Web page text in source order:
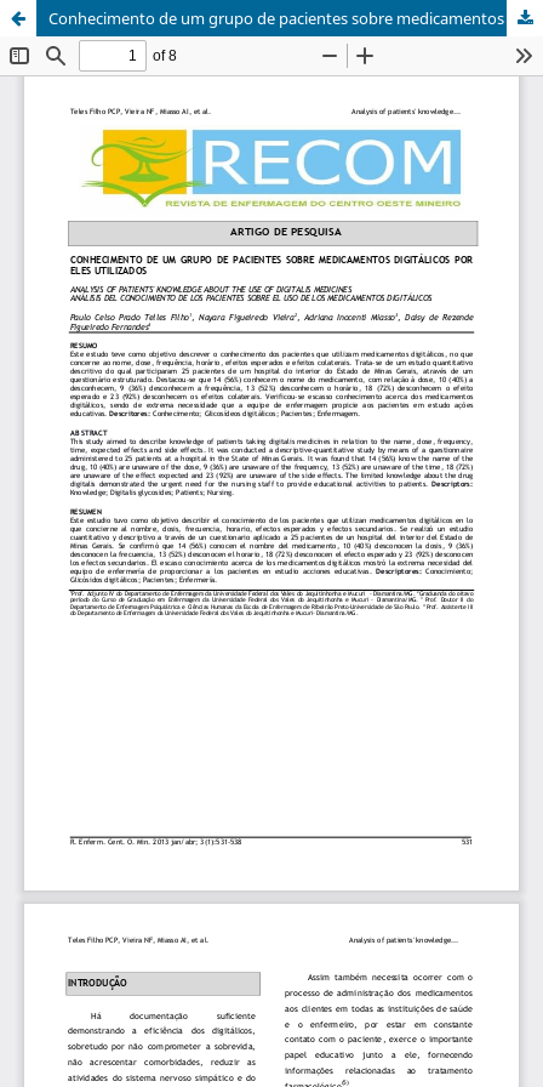
Conhecimento de um grupo de pacientes sobre medicamentos digitálicos por eles utilizados